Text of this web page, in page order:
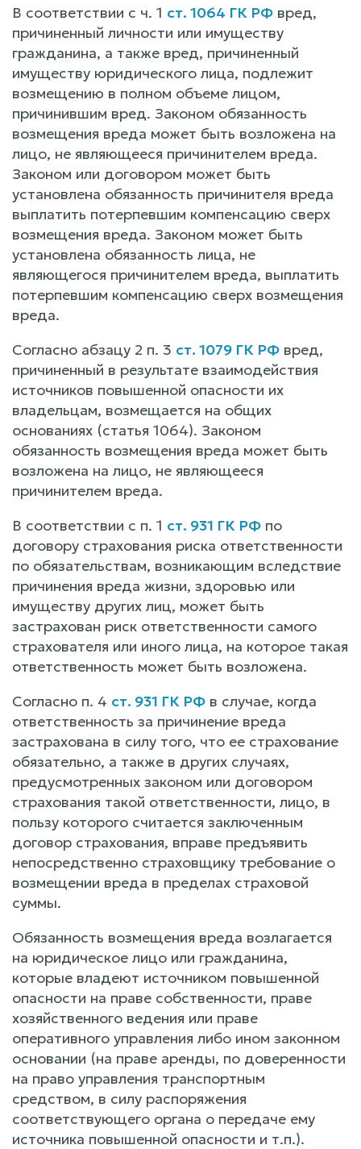
В соответствии с ч. 1 ст. 1064 ГК РФ вред,
причиненный личности или имуществу
гражданина, а также вред, причиненный
имуществу юридического лица, подлежит
возмещению в полном объеме лицом,
причинившим вред. Законом обязанность
возмещения вреда может быть возложена на
лицо, не являющееся причинителем вреда.
Законом или договором может быть
установлена обязанность причинителя вреда
выплатить потерпевшим компенсацию сверх
возмещения вреда. Законом может быть
установлена обязанность лица, не
являющегося причинителем вреда, выплатить
потерпевшим компенсацию сверх возмещения
вреда.
Согласно абзацу 2 п. 3 ст. 1079 ГК РФ вред,
причиненный в результате взаимодействия
источников повышенной опасности их
владельцам, возмещается на общих
основаниях (статья 1064). Законом
обязанность возмещения вреда может быть
возложена на лицо, не являющееся
причинителем вреда.
В соответствии с п. 1 ст. 931 ГК РФ по
договору страхования риска ответственности
по обязательствам, возникающим вследствие
причинения вреда жизни, здоровью или
имуществу других лиц, может быть
застрахован риск ответственности самого
страхователя или иного лица, на которое такая
ответственность может быть возложена.
Согласно п. 4 ст. 931 ГК РФ в случае, когда
ответственность за причинение вреда
застрахована в силу того, что ее страхование
обязательно, а также в других случаях,
предусмотренных законом или договором
страхования такой ответственности, лицо, в
пользу которого считается заключенным
договор страхования, вправе предъявить
непосредственно страховщику требование о
возмещении вреда в пределах страховой
суммы.
Обязанность возмещения вреда возлагается
на юридическое лицо или гражданина,
которые владеют источником повышенной
опасности на праве собственности, праве
хозяйственного ведения или праве
оперативного управления либо ином законном
основании (на праве аренды, по доверенности
на право управления транспортным
средством, в силу распоряжения
соответствующего органа о передаче ему
источника повышенной опасности и т.п.).